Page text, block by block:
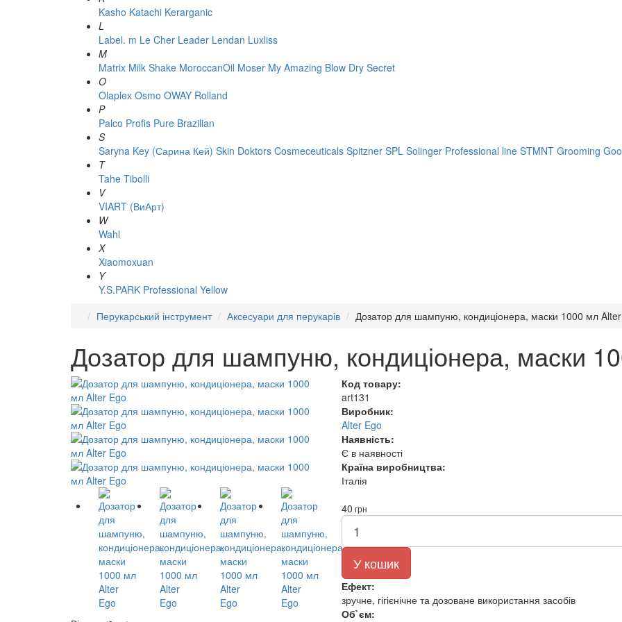
Kasho Katachi Kerarganic
L
Label. m Le Cher Leader Lendan Luxliss
M
Matrix Milk Shake MoroccanOil Moser My Amazing Blow Dry Secret
O
Olaplex Osmo OWAY Rolland
P
Palco Profis Pure Brazilian
S
Saryna Key (Сарина Кей) Skin Doktors Cosmeceuticals Spitzner SPL Solinger Professional line STMNT Grooming
T
Tahe Tibolli
V
VIART (ВиАрт)
W
Wahl
X
Xiaomoxuan
Y
Y.S.PARK Professional Yellow
Перукарський інструмент
Аксесуари для перукарів Дозатор для шампуню, кондиціонера, маски 1000 мл
Дозатор для шампуню, кондиціонера, маски
Код товару:
art131
Виробник:
Alter Ego
Наявність:
Є в наявності
Країна виробництва:
Італія
40 грн
У кошик
Ефект:
зручне, гігієнічне та дозоване використання засобів
Об`єм: